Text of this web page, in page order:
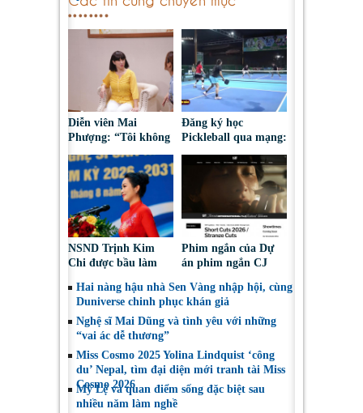
Diễn viên Mai
Phượng: “Tôi không
bao giờ hối hận về
những gì mình đã
chọn”
Đăng ký học
Pickleball qua mạng:
Nguy cơ bị chiếm
đoạt tài sản
NSND Trịnh Kim
Chi được bầu làm
Nghệ sĩ Sân khấu
Việt Nam
Phim ngắn của Dự
án phim ngắn CJ
tại LHP quốc tế
Toronto 2026
Hai nàng hậu nhà Sen Vàng nhập hội, cùng
Duniverse chinh phục khán giả
Nghệ sĩ Mai Dũng và tình yêu với những
“vai ác dễ thương”
Miss Cosmo 2025 Yolina Lindquist ‘công
du’ Nepal, tìm đại diện mới tranh tài Miss
Cosmo 2026
Mỹ Lệ và quan điểm sống đặc biệt sau
nhiều năm làm nghề